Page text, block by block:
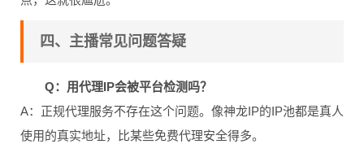
四、主播常见问题答疑
Q：用代理IP会被平台检测吗？
A：正规代理服务不存在这个问题。像神龙IP的IP池都是真人
使用的真实地址，比某些免费代理安全得多。